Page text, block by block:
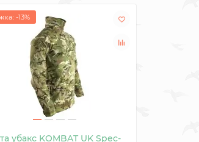
-13%
убакс KOMBAT UK Spec-